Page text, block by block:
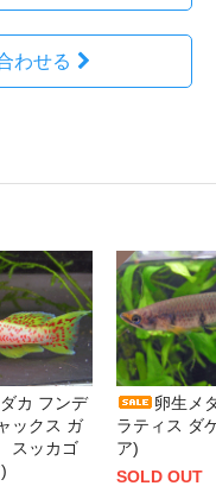
わせる
カ フンデ
ックス ガ
スッカゴ
卵生メ
ラティス ダ
ア)
SOLD OUT